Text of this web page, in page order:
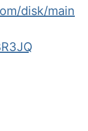
disk/main